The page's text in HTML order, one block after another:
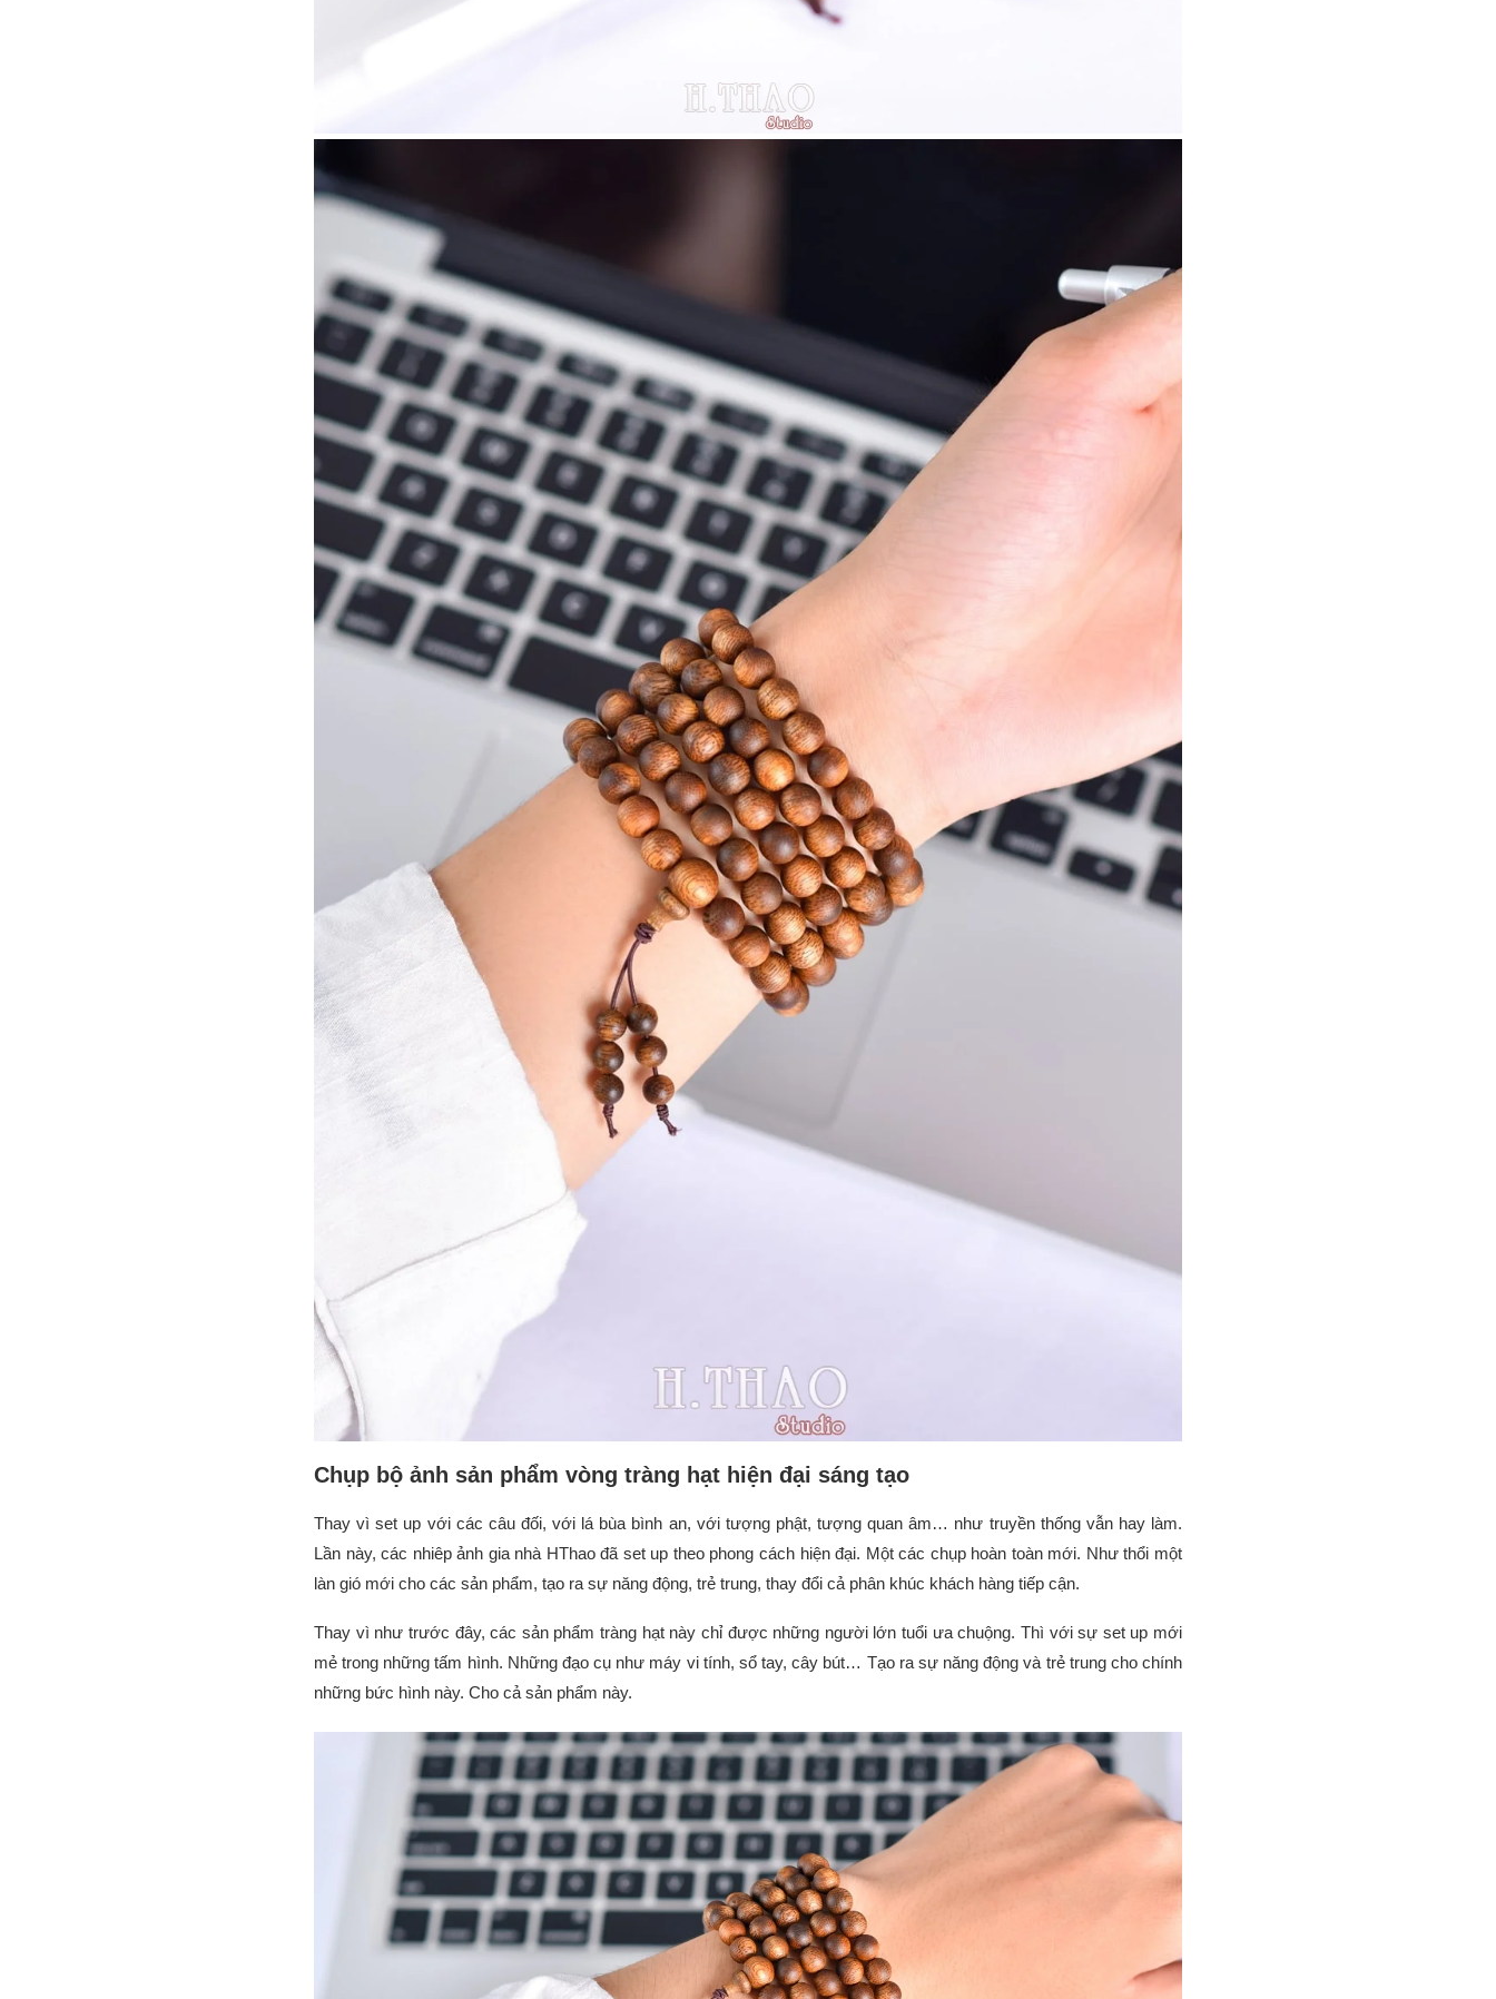
Chụp bộ ảnh sản phẩm vòng tràng hạt hiện đại sáng tạo
Thay vì set up với các câu đối, với lá bùa bình an, với tượng phật, tượng quan âm… như truyền thống vẫn hay làm.
Lần này, các nhiêp ảnh gia nhà HThao đã set up theo phong cách hiện đại. Một các chụp hoàn toàn mới. Như thổi một
làn gió mới cho các sản phẩm, tạo ra sự năng động, trẻ trung, thay đổi cả phân khúc khách hàng tiếp cận.
Thay vì như trước đây, các sản phẩm tràng hạt này chỉ được những người lớn tuổi ưa chuộng. Thì với sự set up mới
mẻ trong những tấm hình. Những đạo cụ như máy vi tính, sổ tay, cây bút… Tạo ra sự năng động và trẻ trung cho chính
những bức hình này. Cho cả sản phẩm này.